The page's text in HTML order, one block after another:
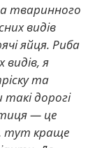
тваринного
видів
яйця. Риба
я
та
дорогі
— це
тут краще